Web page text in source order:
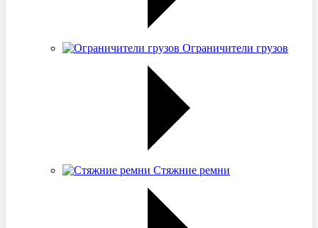
Ограничители грузов
Стяжние ремни